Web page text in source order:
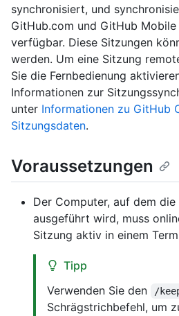
synchronisiert, und
GitHub.com und GitHub
verfügbar. Diese Sitzungen
werden. Um eine Sitzung
Sie die Fernbedienung
Informationen zur
unter Informationen zu GitHub
Sitzungsdaten.
Voraussetzungen
Der Computer, auf dem die
ausgeführt wird, muss
Sitzung aktiv in einem
Tipp
Verwenden Sie den
/
Schrägstrichbefehl, um